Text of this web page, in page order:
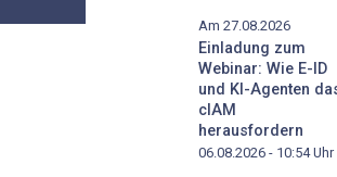
Am 27.08.2026
Einladung zum
Webinar: Wie E-ID
und KI-Agenten
cIAM
herausfordern
06.08.2026 - 10:54Uhr